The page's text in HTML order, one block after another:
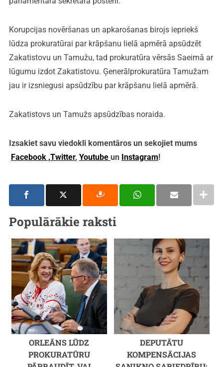
Korupcijas novēršanas un apkarošanas birojs iepriekš
lūdza prokuratūrai par krāpšanu lielā apmērā apsūdzēt
Zakatistovu un Tamužu, tad prokuratūra vērsās Saeimā ar
lūgumu izdot Zakatistovu. Ģenerālprokuratūra Tamužam
jau ir izsniegusi apsūdzību par krāpšanu lielā apmērā.
Zakatistovs un Tamužs apsūdzības noraida.
Izsakiet savu viedokli komentāros un sekojiet mums
Facebook ,Twitter, Youtube un Instagram!
Populārākie raksti
ORLEĀNS LŪDZ
PROKURATŪRU
DEPUTĀTU
KOMPENSĀCIJAS